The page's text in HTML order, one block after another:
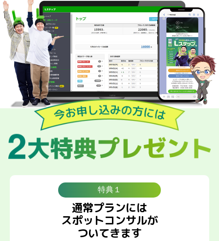
特典１
通常プランには
スポットコンサルが
ついてきます